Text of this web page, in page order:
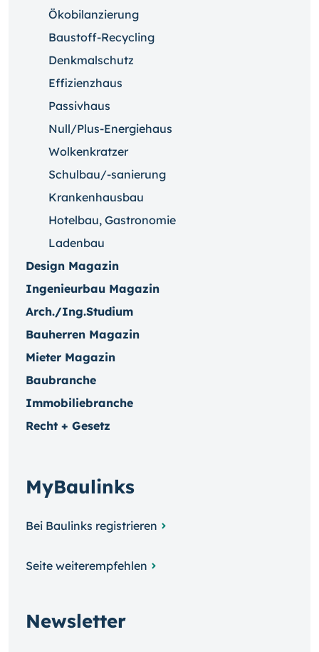
Ökobilanzierung
Baustoff-Recycling
Denkmalschutz
Effizienzhaus
Passivhaus
Null/Plus-Energiehaus
Wolkenkratzer
Schulbau/-sanierung
Krankenhausbau
Hotelbau, Gastronomie
Ladenbau
Design Magazin
Ingenieurbau Magazin
Arch./Ing.Studium
Bauherren Magazin
Mieter Magazin
Baubranche
Immobiliebranche
Recht + Gesetz
MyBaulinks
Bei Baulinks registrieren
Seite weiterempfehlen
Newsletter